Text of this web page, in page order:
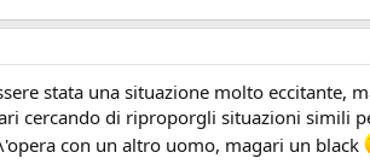
stata una situazione molto eccitante,
cercando di riproporgli situazioni simili
con un altro uomo, magari un black